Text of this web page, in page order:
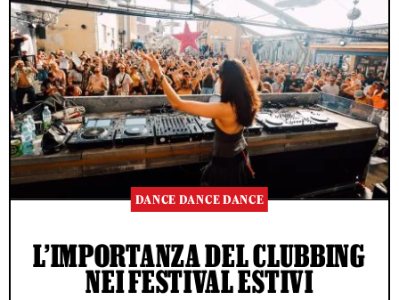
DANCE DANCE DANCE
L’IMPORTANZA DEL CLUBBING
NEI FESTIVAL ESTIVI